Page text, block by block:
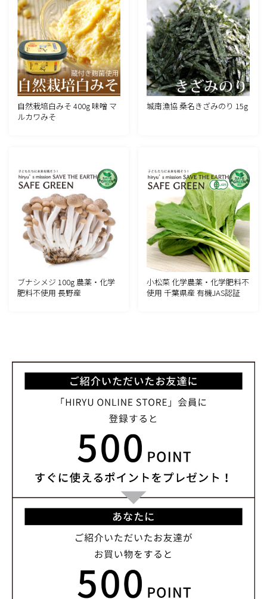
自然栽培白みそ 400g 味噌 マ
ルカワみそ
城南漁協 桑名きざみのり 15g
ブナシメジ 100g 農薬・化学
肥料不使用 長野産
小松菜 化学農薬・化学肥料不
使用 千葉県産 有機JAS認証